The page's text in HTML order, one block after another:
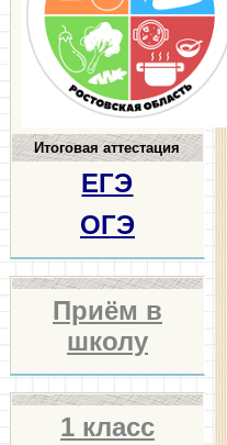
Итоговая аттестация
ЕГЭ
ОГЭ
Приём в
школу
1 класс